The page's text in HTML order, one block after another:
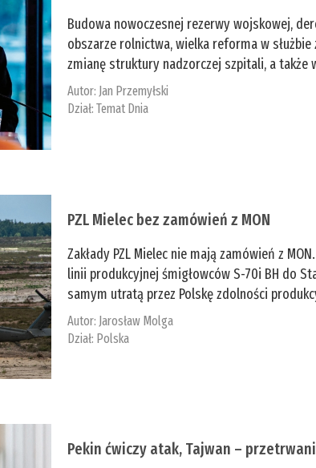
Budowa nowoczesnej rezerwy wojskowej,
obszarze rolnictwa, wielka reforma w służbie
zmianę struktury nadzorczej szpitali, a także
Autor: Jan Przemyłski
Dział:Temat Dnia
PZL Mielec bez zamówień z MON
Zakłady PZL Mielec nie mają zamówień z
linii produkcyjnej śmigłowców S-70i BH do
samym utratą przez Polskę zdolności
Autor: Jarosław Molga
Dział: Polska
Pekin ćwiczy atak, Tajwan –